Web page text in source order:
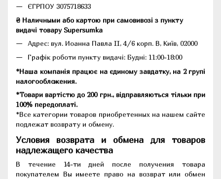
ЄГРПОУ 3075718633
₴ Наличными або картою при самовивозі з пункту
видачі товару Supersumka
Адрес: вул. Иоанна Павла II, 4/6 корп. В, Київ, 02000
Графік роботи пункту видачі: Будні: 11:00-18:00
*Наша компанія працює на єдиному завдатку, на 2 групі
налогообложения.
*Товари вартістю до 200 грн., відправляються тільки при
100% передоплаті.
*Все категории товаров приобретенных на нашем сайте
подлежат возврату и обмену.
Условия возврата и обмена для товаров
надлежащего качества
В течение 14-ти дней после получения товара
покупателем Вы имеете право на возврат или обмен